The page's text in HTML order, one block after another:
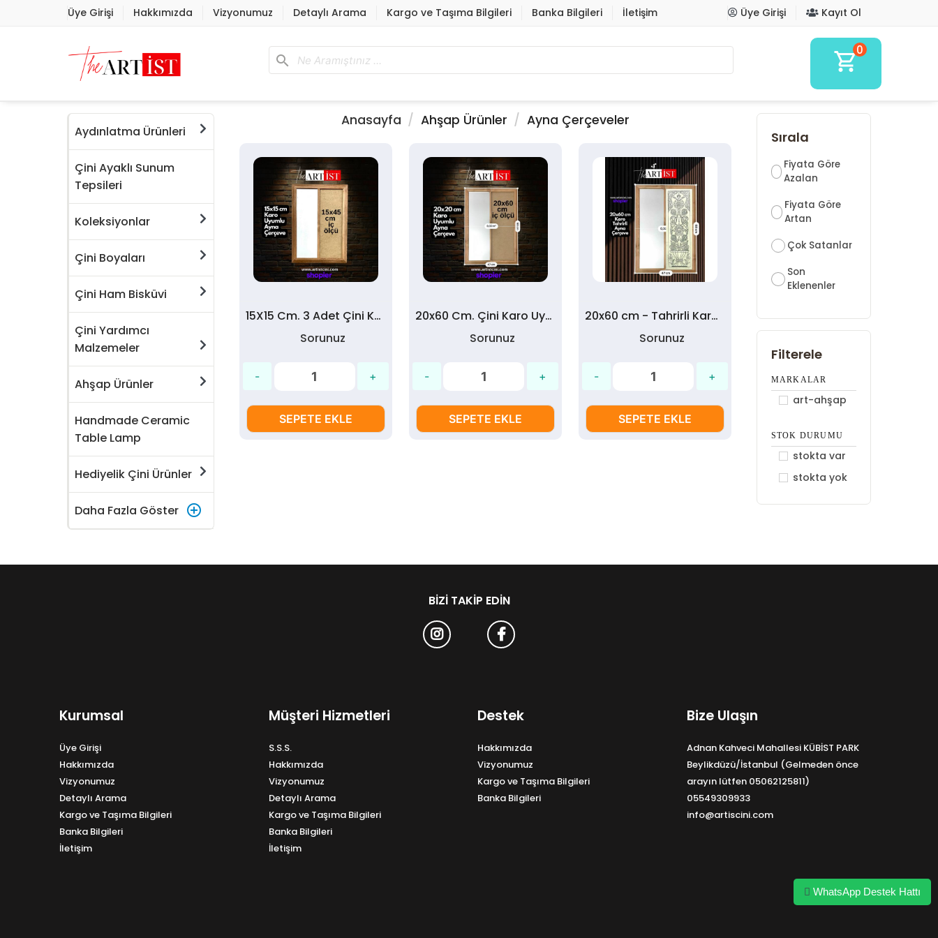
Üye Girişi Hakkımızda Vizyonumuz Detaylı Arama Kargo ve Taşıma Bilgileri Banka Bilgileri İletişim Üye Girişi Kayıt Ol
search shopping_cart0
Aydınlatma Ürünleri
Çini Ayaklı Sunum
Tepsileri
Koleksiyonlar
Çini Boyaları
Çini Ham Bisküvi
Çini Yardımcı
Malzemeler
Ahşap Ürünler
Handmade Ceramic
Table Lamp
Hediyelik Çini Ürünler
Daha Fazla Göster control_point
Anasayfa Ahşap Ürünler Ayna Çerçeveler
15X15 Cm. 3 Adet Çini Karo uyumlu Dikdörtgen Ahşap Ayna Çerçevesi
Sorunuz
SEPETE EKLE
20x60 Cm. Çini Karo Uyumlu Dikdörtgen Ahşap Ayna Çerçevesi
Sorunuz
SEPETE EKLE
20x60 cm - Tahrirli Karo ve Ahşap Ayna Çerçeve Set
Sorunuz
SEPETE EKLE
Sırala
Fiyata Göre
Azalan
Fiyata Göre
Artan
Çok Satanlar
Son
Eklenenler
Filterele
MARKALAR
art-ahşap
STOK DURUMU
stokta var
stokta yok
BIZI TAKIP EDIN
Kurumsal
Üye Girişi
Hakkımızda
Vizyonumuz
Detaylı Arama
Kargo ve Taşıma Bilgileri
Banka Bilgileri
İletişim
Müşteri Hizmetleri
S.S.S.
Hakkımızda
Vizyonumuz
Detaylı Arama
Kargo ve Taşıma Bilgileri
Banka Bilgileri
İletişim
Destek
Hakkımızda
Vizyonumuz
Kargo ve Taşıma Bilgileri
Banka Bilgileri
Bize Ulaşın
Adnan Kahveci Mahallesi KÜBİST PARK
Beylikdüzü/İstanbul (Gelmeden önce
arayın lütfen 05062125811)
05549309933
info@artiscini.com
WhatsApp Destek Hattı